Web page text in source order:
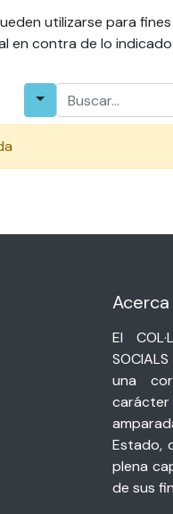
utilizarse para
en contra de lo
El
una
Estado,
plena
de sus